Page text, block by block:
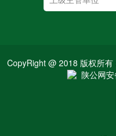
CopyRight @ 2018 版权所
陕公网